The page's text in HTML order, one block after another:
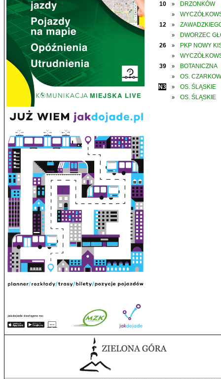
10 » DRZONKÓW
»
12
»
»
DWORZEC
26
» PKP NOWY
»
39
» BOTANICZNA
»
OS.
N3
» OS. ŚLĄSKIE
» OS. ŚLĄSKIE